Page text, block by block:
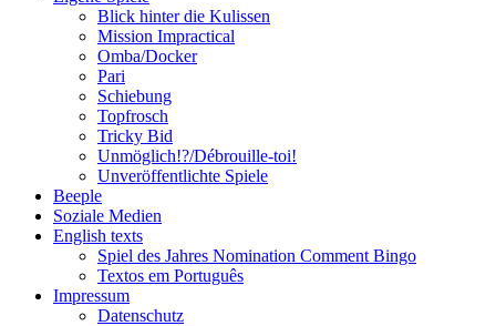
Blick hinter die Kulissen
Mission Impractical
Omba/Docker
Pari
Schiebung
Topfrosch
Tricky Bid
Unmöglich!?/Débrouille-toi!
Unveröffentlichte Spiele
Beeple
Soziale Medien
English texts
Spiel des Jahres Nomination Comment Bingo
Textos em Português
Impressum
Datenschutz